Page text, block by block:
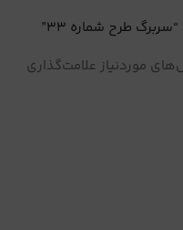
طرح شماره 33”
موردنیاز علامت‌گذاری